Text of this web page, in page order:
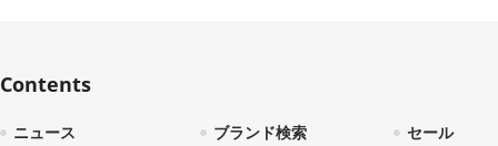
Contents
ニュース
ブランド検索
セール